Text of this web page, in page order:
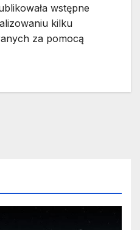
wstępne
kilku
za pomocą